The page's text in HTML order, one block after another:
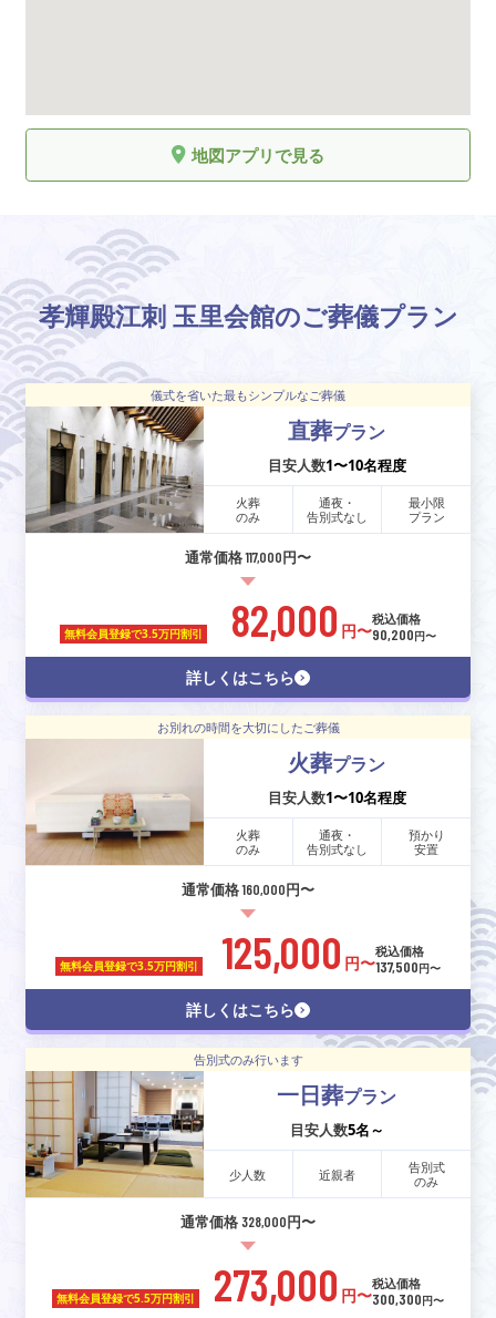
地図アプリで見る
孝輝殿江刺 玉里会館のご葬儀プラン
儀式を省いた最もシンプルなご葬儀
直葬プラン
目安人数1〜10名程度
火葬
のみ
通夜・
告別式なし
最小限
プラン
通常価格 117,000円〜
無料会員登録で3.5万円割引 82,000 円〜
税込価格
90,200円〜
詳しくはこちら
お別れの時間を大切にしたご葬儀
火葬プラン
目安人数1〜10名程度
火葬
のみ
通夜・
告別式なし
預かり
安置
通常価格 160,000円〜
無料会員登録で3.5万円割引 125,000 円〜
税込価格
137,500円〜
詳しくはこちら
告別式のみ行います
一日葬プラン
目安人数5名～
少人数 近親者
告別式
のみ
通常価格 328,000円〜
無料会員登録で5.5万円割引 273,000 円〜
税込価格
300,300円〜